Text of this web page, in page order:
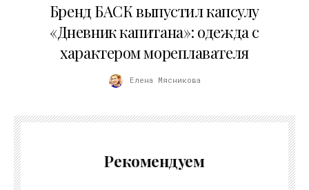
Бренд БАСК выпустил капсулу
«Дневник капитана»: одежда с
характером мореплавателя
Елена Мясникова
Рекомендуем